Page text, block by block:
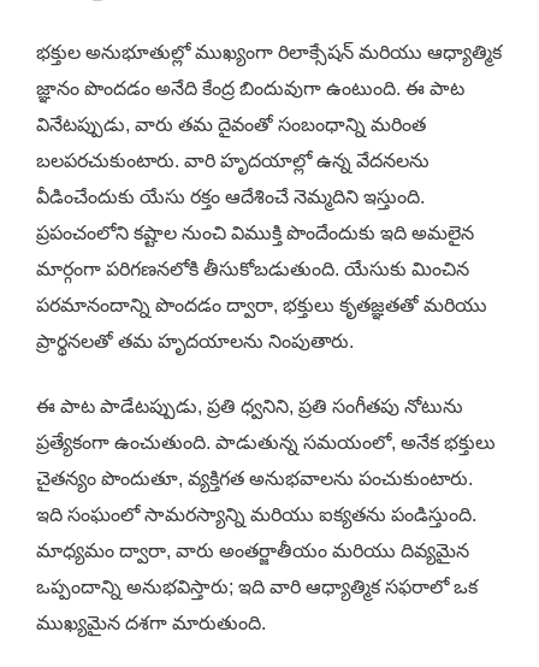
భక్తుల అనుభూతుల్లో ముఖ్యంగా రిలాక్సేషన్ మరియు ఆధ్యాత్మిక
జ్ఞానం పొందడం అనేది కేంద్ర బిందువుగా ఉంటుంది. ఈ పాట
వినేటప్పుడు, వారు తమ దైవంతో సంబంధాన్ని మరింత
బలపరచుకుంటారు. వారి హృదయాల్లో ఉన్న వేదనలను
వీడించేందుకు యేసు రక్తం ఆదేశించే నెమ్మదిని ఇస్తుంది.
ప్రపంచంలోని కష్టాల నుంచి విముక్తి పొందేందుకు ఇది అమలైన
మార్గంగా పరిగణనలోకి తీసుకోబడుతుంది. యేసుకు మించిన
పరమానందాన్ని పొందడం ద్వారా, భక్తులు కృతజ్ఞతతో మరియు
ప్రార్థనలతో తమ హృదయాలను నింపుతారు.
ఈ పాట పాడేటప్పుడు, ప్రతి ధ్వనిని, ప్రతి సంగీతపు నోటును
ప్రత్యేకంగా ఉంచుతుంది. పాడుతున్న సమయంలో, అనేక భక్తులు
చైతన్యం పొందుతూ, వ్యక్తిగత అనుభవాలను పంచుకుంటారు.
ఇది సంఘంలో సామరస్యాన్ని మరియు ఐక్యతను పండిస్తుంది.
మాధ్యమం ద్వారా, వారు అంతర్జాతీయం మరియు దివ్యమైన
ఒప్పందాన్ని అనుభవిస్తారు; ఇది వారి ఆధ్యాత్మిక సఫరాలో ఒక
ముఖ్యమైన దశగా మారుతుంది.